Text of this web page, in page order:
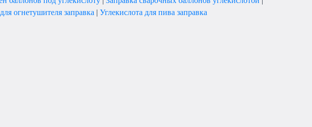
огнетушителя заправка | Углекислота для пива заправка